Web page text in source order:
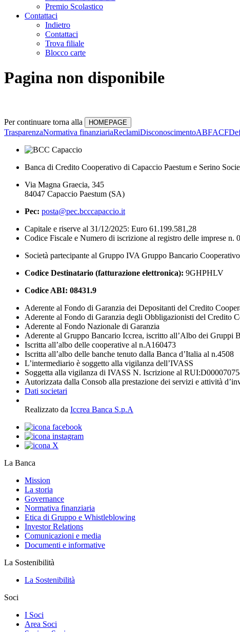
Premio Scolastico
Contattaci
Indietro
Contattaci
Trova filiale
Blocco carte
Pagina non disponibile
Per continuare torna alla
TrasparenzaNormativa finanziariaReclamiDisconoscimentoABFACF
Banca di Credito Cooperativo di Capaccio Paestum e Serino
Via Magna Graecia, 345
84047 Capaccio Paestum (SA)
Pec: posta@pec.bcccapaccio.it
Capitale e riserve al 31/12/2025: Euro 61.199.581,28
Codice Fiscale e Numero di iscrizione al registro delle imprese n.
Società partecipante al Gruppo IVA Gruppo Bancario
Codice Destinatario (fatturazione elettronica): 9GHPHLV
Codice ABI: 08431.9
Aderente al Fondo di Garanzia dei Depositanti del Credito
Aderente al Fondo di Garanzia degli Obbligazionisti del Credito
Aderente al Fondo Nazionale di Garanzia
Aderente al Gruppo Bancario Iccrea, iscritto all’Albo dei Gruppi
Iscritta all’albo delle cooperative al n.A160473
Iscritta all’albo delle banche tenuto dalla Banca d’Italia al n.4508
L’intermediario è soggetto alla vigilanza dell’IVASS
Soggetta alla vigilanza di IVASS N. Iscrizione al
Autorizzata dalla Consob alla prestazione dei servizi e attività
Dati societari
Realizzato da Iccrea Banca S.p.A
La Banca
Mission
La storia
Governance
Normativa finanziaria
Etica di Gruppo e Whistleblowing
Investor Relations
Comunicazioni e media
Documenti e informative
La Sostenibilità
La Sostenibilità
Soci
I Soci
Area Soci